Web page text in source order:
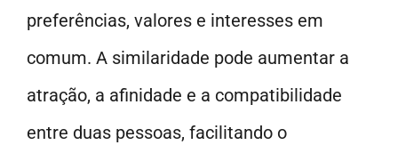
preferências, valores e interesses em
comum. A similaridade pode aumentar a
atração, a afinidade e a compatibilidade
entre duas pessoas, facilitando o